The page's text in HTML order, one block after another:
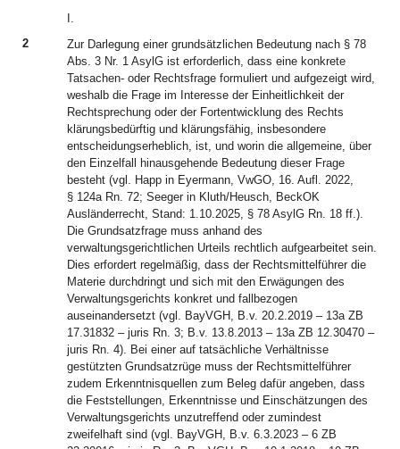
I.
2
Zur Darlegung einer grundsätzlichen Bedeutung nach § 78
Abs. 3 Nr. 1 AsylG ist erforderlich, dass eine konkrete
Tatsachen- oder Rechtsfrage formuliert und aufgezeigt wird,
weshalb die Frage im Interesse der Einheitlichkeit der
Rechtsprechung oder der Fortentwicklung des Rechts
klärungsbedürftig und klärungsfähig, insbesondere
entscheidungserheblich, ist, und worin die allgemeine, über
den Einzelfall hinausgehende Bedeutung dieser Frage
besteht (vgl. Happ in Eyermann, VwGO, 16. Aufl. 2022,
§ 124a Rn. 72; Seeger in Kluth/Heusch, BeckOK
Ausländerrecht, Stand: 1.10.2025, § 78 AsylG Rn. 18 ff.).
Die Grundsatzfrage muss anhand des
verwaltungsgerichtlichen Urteils rechtlich aufgearbeitet sein.
Dies erfordert regelmäßig, dass der Rechtsmittelführer die
Materie durchdringt und sich mit den Erwägungen des
Verwaltungsgerichts konkret und fallbezogen
auseinandersetzt (vgl. BayVGH, B.v. 20.2.2019 – 13a ZB
17.31832 – juris Rn. 3; B.v. 13.8.2013 – 13a ZB 12.30470 –
juris Rn. 4). Bei einer auf tatsächliche Verhältnisse
gestützten Grundsatzrüge muss der Rechtsmittelführer
zudem Erkenntnisquellen zum Beleg dafür angeben, dass
die Feststellungen, Erkenntnisse und Einschätzungen des
Verwaltungsgerichts unzutreffend oder zumindest
zweifelhaft sind (vgl. BayVGH, B.v. 6.3.2023 – 6 ZB